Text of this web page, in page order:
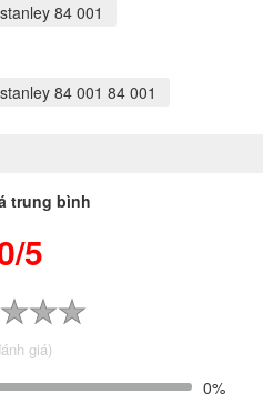
84 001
84 001 84 001
trung bình
5
giá)
0%